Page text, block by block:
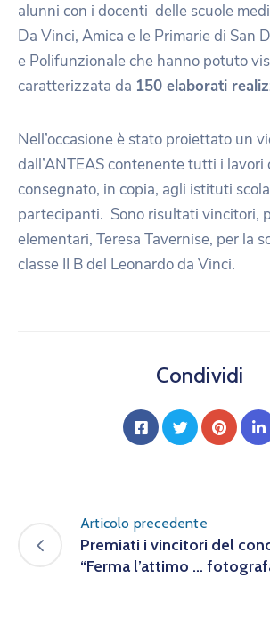
alunni con i docenti delle scuole
Da Vinci, Amica e le Primarie di San
e Polifunzionale che hanno potuto
caratterizzata da 150 elaborati
Nell’occasione è stato proiettato un
dall’ANTEAS contenente tutti i lavori
consegnato, in copia, agli istituti
partecipanti. Sono risultati vincitori,
elementari, Teresa Tavernise, per la
classe II B del Leonardo da Vinci.
Condividi
Articolo precedente
Premiati i vincitori del
“Ferma l’attimo …